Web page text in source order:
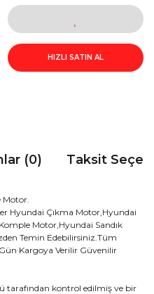
HIZLI SATIN AL
(0) Taksit
Motor.
Hyundai Çıkma Motor,Hyundai
Motor,Hyundai Sandık
Temin Edebilirsiniz.Tüm
Kargoya Verilir Güvenilir
tarafından kontrol edilmiş ve bir